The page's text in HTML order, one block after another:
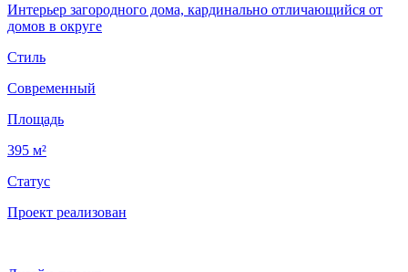
Интерьер загородного дома, кардинально отличающийся от
домов в округе
Стиль
Современный
Площадь
395 м²
Статус
Проект реализован